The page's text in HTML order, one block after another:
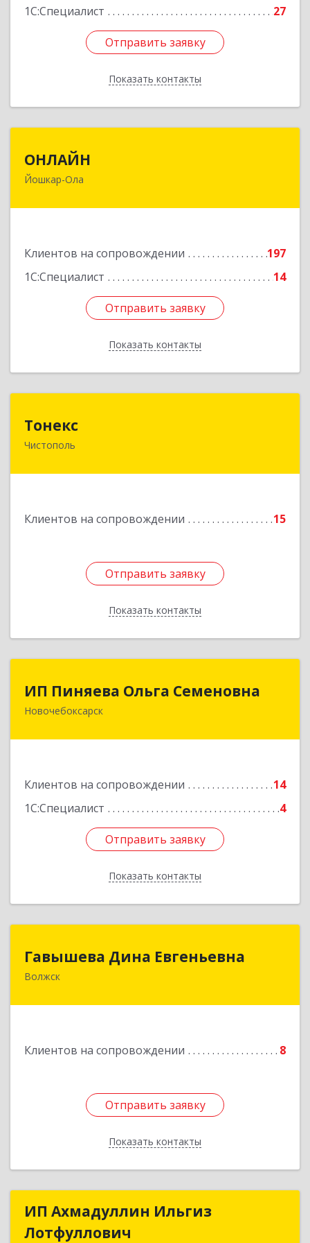
1С:Специалист 27
Отправить заявку
Показать контакты
Отправить заявку
Назад
ОНЛАЙН
Йошкар-Ола
Клиентов на сопровождении
197
1С:Специалист
14
Отправить заявку
Показать контакты
424000, Марий Эл Респ, Йошкар-Ола г,
Отправить заявку
Назад
Тонекс
Чистополь
Клиентов на сопровождении 15
Отправить заявку
Показать контакты
422980, Татарстан Респ, Чистопольский р-н,
Отправить заявку
Назад
ИП Пиняева Ольга Семеновна
Новочебоксарск
Клиентов на сопровождении
14
1С:Специалист
4
Отправить заявку
Показать контакты
429965, Чувашская Республика - Чувашия,
Подробнее
Отправить заявку
Назад
Гавышева Дина Евгеньевна
Волжск
Клиентов на сопровождении 8
Отправить заявку
Показать контакты
Отправить заявку
Назад
ИП Ахмадуллин Ильгиз
Лотфуллович
ИП Ахмадуллин Ильгиз